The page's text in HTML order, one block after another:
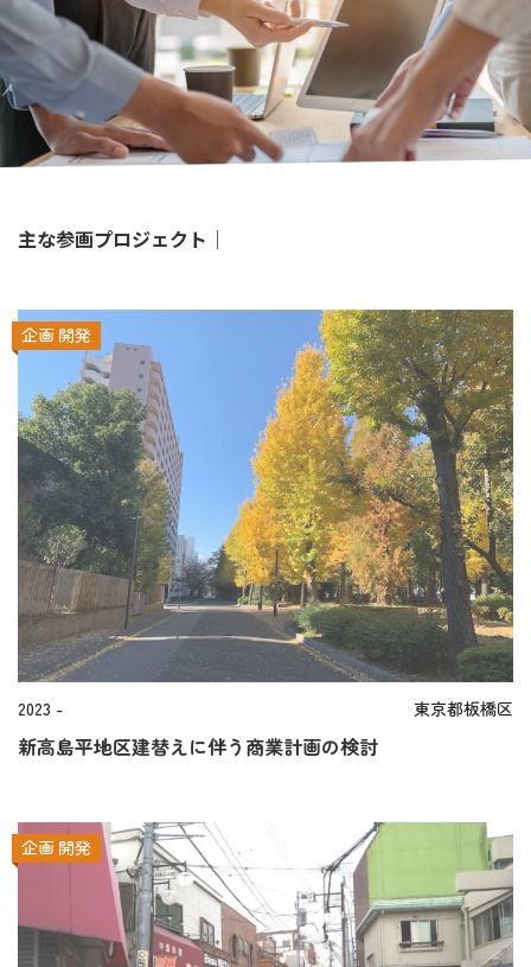
主な参画プロジェクト｜
企画 開発
2023 - 東京都板橋区
新高島平地区建替えに伴う商業計画の検討
企画 開発